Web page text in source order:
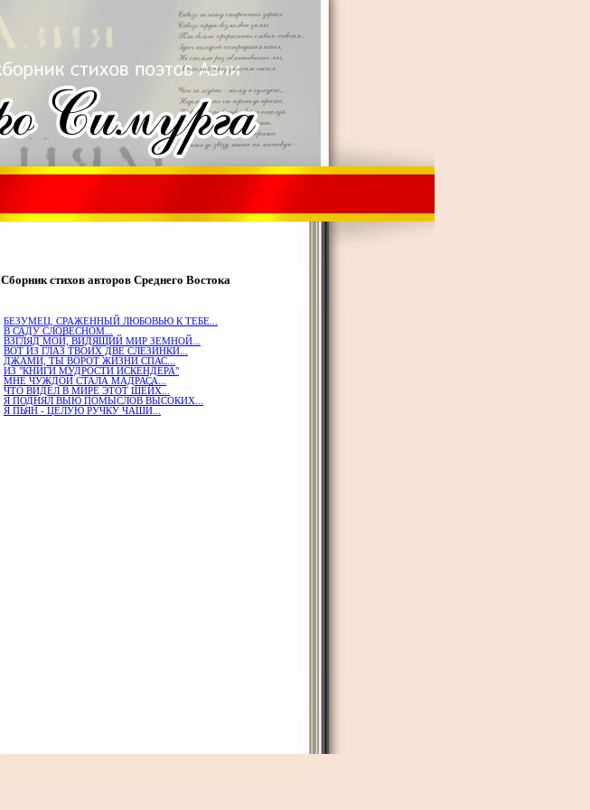
Сборник стихов авторов Среднего Востока
БЕЗУМЕЦ, СРАЖЕННЫЙ ЛЮБОВЬЮ К ТЕБЕ...
В САДУ СЛОВЕСНОМ...
ВЗГЛЯД МОЙ, ВИДЯЩИЙ МИР ЗЕМНОЙ...
ВОТ ИЗ ГЛАЗ ТВОИХ ДВЕ СЛЕЗИНКИ...
ДЖАМИ, ТЫ ВОРОТ ЖИЗНИ СПАС...
ИЗ "КНИГИ МУДРОСТИ ИСКЕНДЕРА"
МНЕ ЧУЖДОЙ СТАЛА МАДРАСА...
ЧТО ВИДЕЛ В МИРЕ ЭТОТ ШЕЙХ...
Я ПОДНЯЛ ВЫЮ ПОМЫСЛОВ ВЫСОКИХ...
Я ПЬЯН - ЦЕЛУЮ РУЧКУ ЧАШИ...